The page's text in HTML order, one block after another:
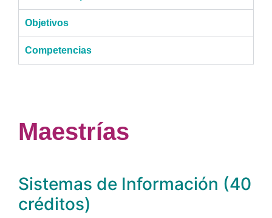
Objetivos
Competencias
Maestrías
Sistemas de Información (40
créditos)